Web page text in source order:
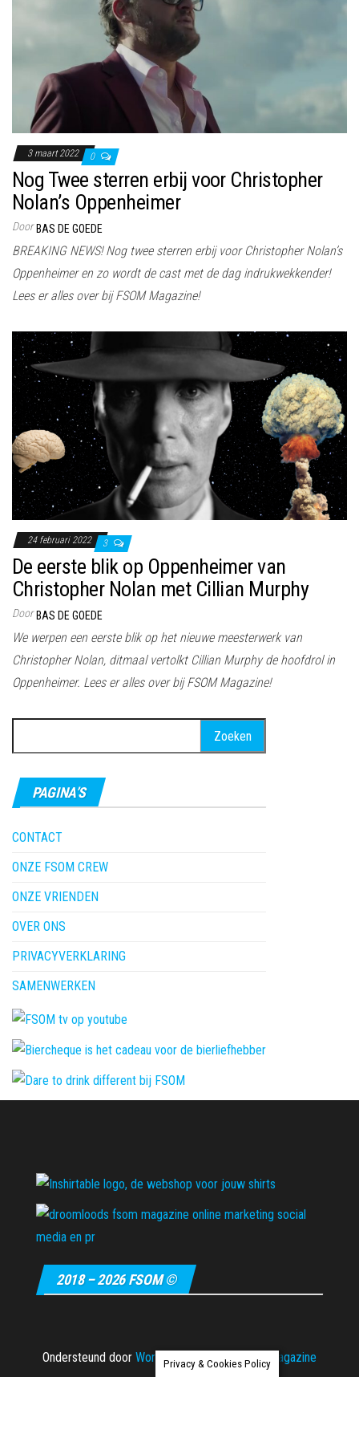
3 maart 2022 0
Nog Twee sterren erbij voor Christopher
Nolan’s Oppenheimer
Door BAS DE GOEDE
BREAKING NEWS! Nog twee sterren erbij voor Christopher Nolan’s
Oppenheimer en zo wordt de cast met de dag indrukwekkender!
Lees er alles over bij FSOM Magazine!
24 februari 2022 3
De eerste blik op Oppenheimer van
Christopher Nolan met Cillian Murphy
Door BAS DE GOEDE
We werpen een eerste blik op het nieuwe meesterwerk van
Christopher Nolan, ditmaal vertolkt Cillian Murphy de hoofdrol in
Oppenheimer. Lees er alles over bij FSOM Magazine!
naar:
PAGINA’S
CONTACT
ONZE FSOM CREW
ONZE VRIENDEN
OVER ONS
PRIVACYVERKLARING
SAMENWERKEN
2018 – 2026 FSOM ©
Ondersteund door WordPress |Thema: Envo Magazine
Privacy & Cookies Policy